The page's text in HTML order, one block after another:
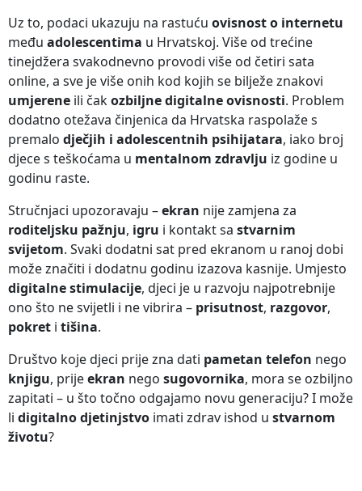
Uz to, podaci ukazuju na rastuću ovisnost o internetu
među adolescentima u Hrvatskoj. Više od trećine
tinejdžera svakodnevno provodi više od četiri sata
online, a sve je više onih kod kojih se bilježe znakovi
umjerene ili čakozbiljne digitalne ovisnosti. Problem
dodatno otežava činjenica da Hrvatska raspolaže s
premalo dječjih i adolescentnih psihijatara, iako broj
djece s teškoćama u mentalnom zdravlju iz godine u
godinu raste.
Stručnjaci upozoravaju –ekran nije zamjena za
roditeljsku pažnju, igru i kontakt sa stvarnim
svijetom. Svaki dodatni sat pred ekranom u ranoj dobi
može značiti i dodatnu godinu izazova kasnije. Umjesto
digitalne stimulacije, djeci je u razvoju najpotrebnije
ono što ne svijetli i ne vibrira – prisutnost, razgovor,
pokret i tišina.
Društvo koje djeci prije zna dati pametan telefon nego
knjigu, prijeekran nego sugovornika, mora se ozbiljno
zapitati – u što točno odgajamo novu generaciju? I može
li digitalno djetinjstvo imati zdrav ishod u stvarnom
životu?